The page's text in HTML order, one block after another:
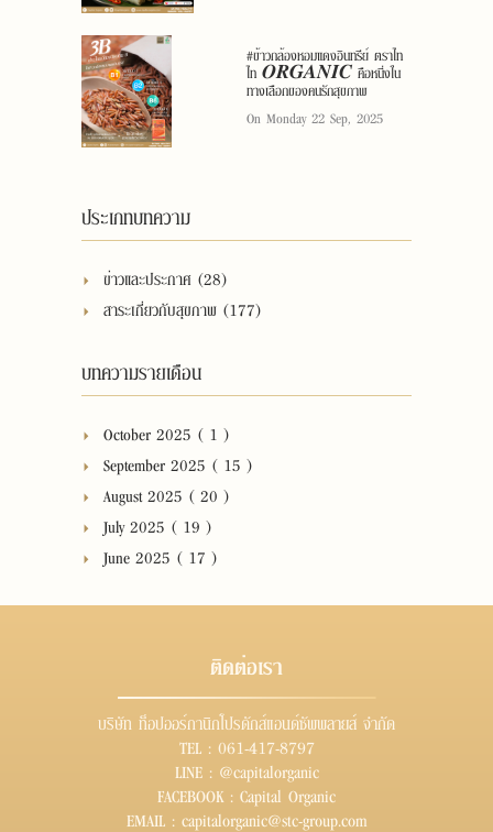
#ข้าวกล้องหอมแดงอินทรีย์ ตราไท
ไท 𝑶𝑹𝑮𝑨𝑵𝑰𝑪 คือหนึ่งใน
ทางเลือกของคนรักสุขภาพ
On Monday 22 Sep, 2025
ประเภทบทความ
ข่าวและประกาศ (28)
สาระเกี่ยวกับสุขภาพ (177)
บทความรายเดือน
October 2025 ( 1 )
September 2025 ( 15 )
August 2025 ( 20 )
July 2025 ( 19 )
June 2025 ( 17 )
ติดต่อเรา
บริษัท ท็อปออร์กานิกโปรดักส์แอนด์ซัพพลายส์ จำกัด
TEL : 061-417-8797
LINE : @capitalorganic
FACEBOOK : Capital Organic
EMAIL : capitalorganic@stc-group.com